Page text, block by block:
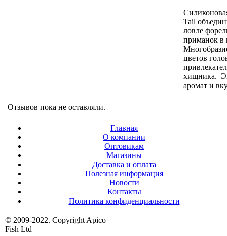
Tail
ловле
приманок в
цветов
хищника.
аромат и
Отзывов пока не оставляли.
Главная
О компании
Оптовикам
Магазины
Доставка и оплата
Полезная информация
Новости
Контакты
Политика конфиденциальности
© 2009-2022. Copyright Apico
Fish Ltd